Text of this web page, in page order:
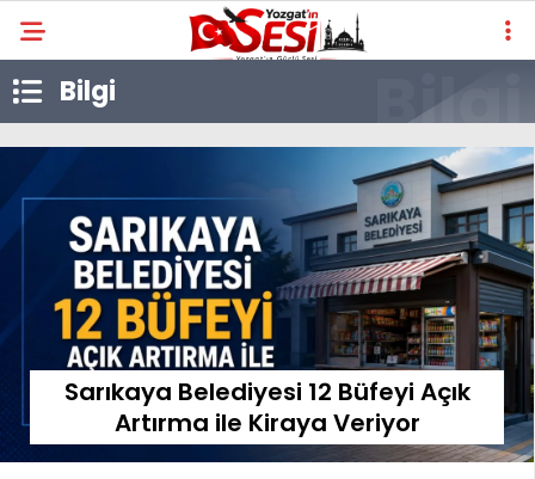
Bilgi
Sarıkaya Belediyesi 12 Büfeyi Açık
Artırma ile Kiraya Veriyor